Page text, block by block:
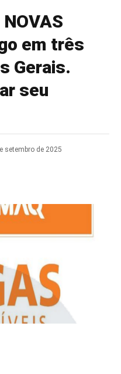
em três
Gerais.
seu
setembro de 2025